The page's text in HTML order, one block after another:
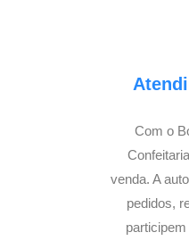
Com o
venda. A
pedidos,